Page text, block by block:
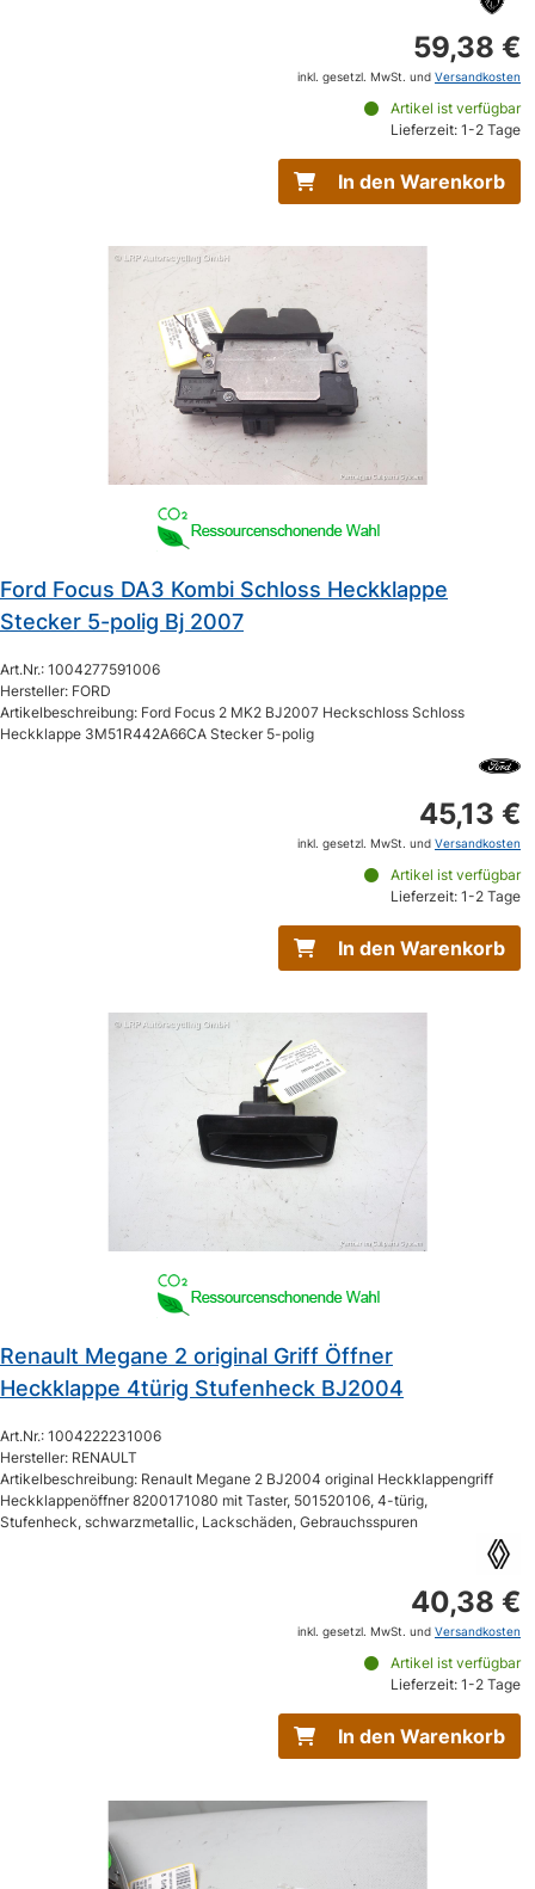
59,38 €
inkl. gesetzl. MwSt. und Versandkosten
Artikel ist verfügbar
Lieferzeit: 1-2 Tage
In den Warenkorb
Ford Focus DA3 Kombi Schloss Heckklappe
Stecker 5-polig Bj 2007
Art.Nr.: 1004277591006
Hersteller: FORD
Artikelbeschreibung: Ford Focus 2 MK2 BJ2007 Heckschloss Schloss
Heckklappe 3M51R442A66CA Stecker 5-polig
45,13 €
inkl. gesetzl. MwSt. und Versandkosten
Artikel ist verfügbar
Lieferzeit: 1-2 Tage
In den Warenkorb
Renault Megane 2 original Griff Öffner
Heckklappe 4türig Stufenheck BJ2004
Art.Nr.: 1004222231006
Hersteller: RENAULT
Artikelbeschreibung: Renault Megane 2 BJ2004 original Heckklappengriff
Heckklappenöffner 8200171080 mit Taster, 501520106, 4-türig,
Stufenheck, schwarzmetallic, Lackschäden, Gebrauchsspuren
40,38 €
inkl. gesetzl. MwSt. und Versandkosten
Artikel ist verfügbar
Lieferzeit: 1-2 Tage
In den Warenkorb